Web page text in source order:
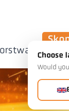
Choose
Would